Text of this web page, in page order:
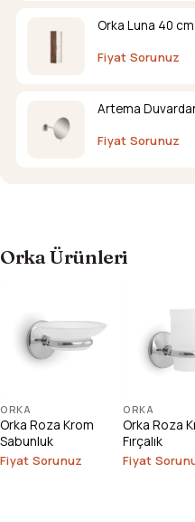
Orka Luna 40 cm
Fiyat Sorunuz
Artema
Fiyat Sorunuz
Orka Ürünleri
ORKA
Orka Roza Krom
Sabunluk
Fiyat Sorunuz
ORKA
Orka Roza
Fırçalık
Fiyat